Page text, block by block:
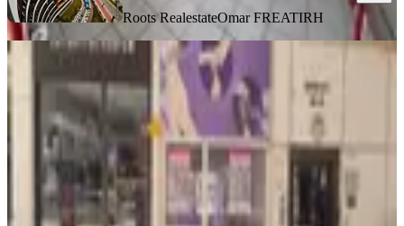
Roots RealestateOmar FREATIRH
KREDİYE
UYGUN
100.yıla Cephe 3 Katlı Dükkan
Muratpaşa, Bahçelievler Mahallesi
3 Oda·75 m² ·03.03.2026
5.900.000 ₺